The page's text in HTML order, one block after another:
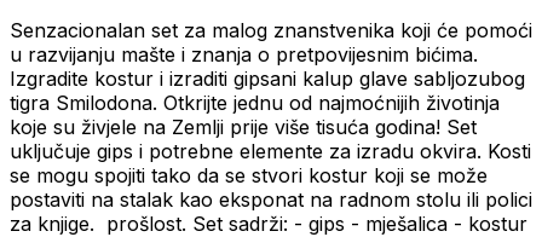
Senzacionalan set za malog znanstvenika koji će pomoći
u razvijanju mašte i znanja o pretpovijesnim bićima.
Izgradite kostur i izraditi gipsani kalup glave sabljozubog
tigra Smilodona. Otkrijte jednu od najmoćnijih životinja
koje su živjele na Zemlji prije više tisuća godina! Set
uključuje gips i potrebne elemente za izradu okvira. Kosti
se mogu spojiti tako da se stvori kostur koji se može
postaviti na stalak kao eksponat na radnom stolu ili polici
za knjige. prošlost. Set sadrži: - gips - mješalica - kostur